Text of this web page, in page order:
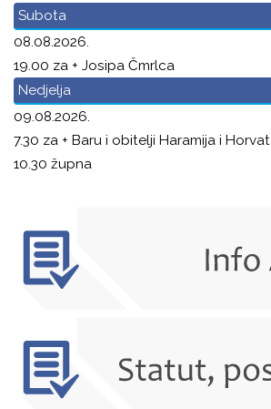
Subota
08.08.2026.
19.00 za + Josipa Čmrlca
Nedjelja
09.08.2026.
7.30 za + Baru i obitelji Haramija i Horvat
10.30 župna